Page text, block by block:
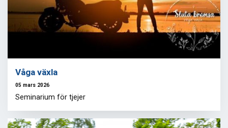
Våga växla
05 mars 2026
Seminarium för tjejer